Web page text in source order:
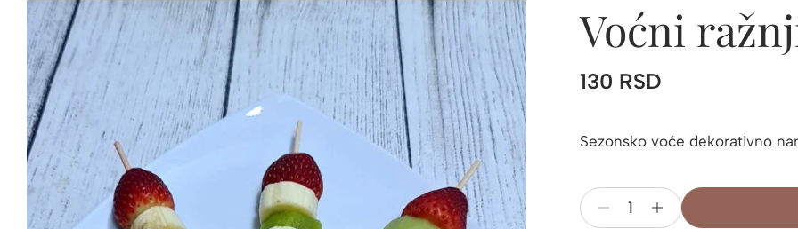
Voćni
130 RSD
Sezonsko voće dekorativno
Voćni